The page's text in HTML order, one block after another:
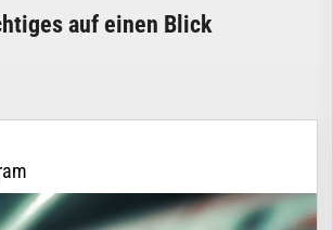
auf einen Blick